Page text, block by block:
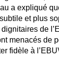
a expliqué
et plus
de
menacés de
fidèle à